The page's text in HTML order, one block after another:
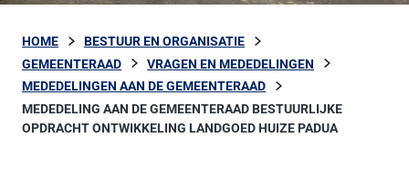
HOME
BESTUUR EN ORGANISATIE
GEMEENTERAAD
VRAGEN EN MEDEDELINGEN
MEDEDELINGEN AAN DE GEMEENTERAAD
MEDEDELING AAN DE GEMEENTERAAD BESTUURLIJKE
OPDRACHT ONTWIKKELING LANDGOED HUIZE PADUA